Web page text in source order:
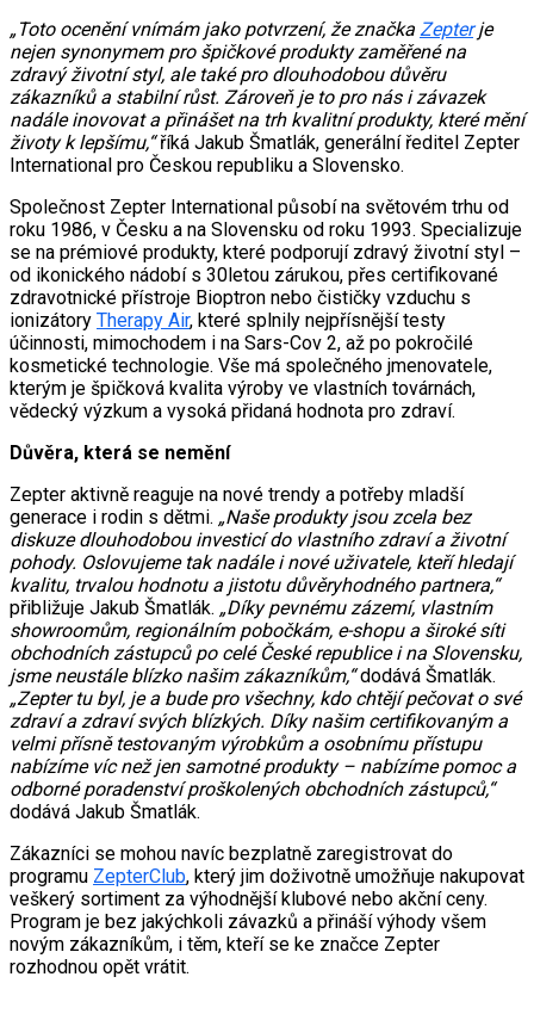
„Toto ocenění vnímám jako potvrzení, že značka Zepterje
nejen synonymem pro špičkové produkty zaměřené na
zdravý životní styl, ale také pro dlouhodobou důvěru
zákazníků a stabilní růst. Zároveň je to pro nás i závazek
nadále inovovat a přinášet na trh kvalitní produkty, které mění
životy k lepšímu,“říká Jakub Šmatlák, generální ředitel Zepter
International pro Českou republiku a Slovensko.
Společnost Zepter International působí na světovém trhu od
roku 1986, v Česku a na Slovensku od roku 1993. Specializuje
se na prémiové produkty, které podporují zdravý životní styl –
od ikonického nádobí s 30letou zárukou, přes certifikované
zdravotnické přístroje Bioptron nebo čističky vzduchu s
ionizátory Therapy Air, které splnily nejpřísnější testy
účinnosti, mimochodem i na Sars-Cov 2, až po pokročilé
kosmetické technologie. Vše má společného jmenovatele,
kterým je špičková kvalita výroby ve vlastních továrnách,
vědecký výzkum a vysoká přidaná hodnota pro zdraví.
Důvěra, která se nemění
Zepter aktivně reaguje na nové trendy a potřeby mladší
generace i rodin s dětmi. „Naše produkty jsou zcela bez
diskuze dlouhodobou investicí do vlastního zdraví a životní
pohody. Oslovujeme tak nadále i nové uživatele, kteří hledají
kvalitu, trvalou hodnotu a jistotu důvěryhodného partnera,“
přibližuje Jakub Šmatlák. „Díky pevnému zázemí, vlastním
showroomům, regionálním pobočkám, e-shopu a široké síti
obchodních zástupců po celé České republice i na Slovensku,
jsme neustále blízko našim zákazníkům,“dodává Šmatlák.
„Zepter tu byl, je a bude pro všechny, kdo chtějí pečovat o své
zdraví a zdraví svých blízkých. Díky našim certifikovaným a
velmi přísně testovaným výrobkům a osobnímu přístupu
nabízíme víc než jen samotné produkty – nabízíme pomoc a
odborné poradenství proškolených obchodních zástupců,“
dodává Jakub Šmatlák.
Zákazníci se mohou navíc bezplatně zaregistrovat do
programu ZepterClub, který jim doživotně umožňuje nakupovat
veškerý sortiment za výhodnější klubové nebo akční ceny.
Program je bez jakýchkoli závazků a přináší výhody všem
novým zákazníkům, i těm, kteří se ke značce Zepter
rozhodnou opět vrátit.